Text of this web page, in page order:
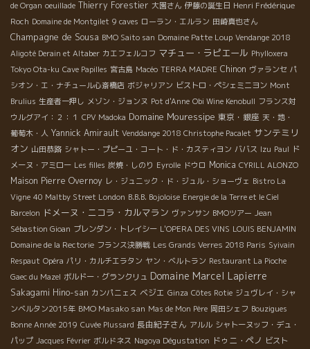
de Organ oeuillade Thierry Forestier 大園さん 伊藤の誕生日 Henri Frédérique
Roch Domaine de Montgilet 9 caves ローラン・エルラン 田崎真也さん
Champagne de Sousa BMO Saito san Domaine Patte Loup Vendange 2018
Aligoté Derain et Altaber カエフェルコフ マチュー・ラピエール Phylloxera
Tokyo Ota-ku Cave Papilles 宮古島 Macéo TERRA MADRE Chinon ヴァランセ パ
シオン・エ・ナチュール心斎橋店 ボジャリアン ビストロ・ペシェミニヨン Mont
Brulius 生産者一押し メゾン・ジョンヌ Pot d'Anne Obi Wine Kenobull フランス対
ウルグアイ：２：１ CPV Madoka Domaine Mouressipe 東京・銀座 天・地・
葡萄木・人 Yannick Amirault Venddange 2018 Christophe Pacalet サンテミリ
オン 山田恭路 シャトー・プピーユ・コート・ド・カスティヨン ババス Izu Paul ド
メーヌ・アミロー Les filles 炭焼・しのり Eyrolle ドウロ Monica CYRILL ALONZO
Maison Pierre Overnoy レ・ジュニック・ド・ジュル・ショーヴェ Bistro La
Vigne 40 Maltby Street London B.B.B. Bojoloise Energie de la Terre et le Ciel
Barcelon ドメーヌ・ニコラ・カルマラン ヴァンサン BMOツアー Jean
Sébastion Gioan ブレンダン・トレイシー L'OPERA DES VINS LOUIS BENJAMIN
Domaine de la Rectorie フランス決勝戦 Les Grands Verres 2018 Paris Syivain
Respaut Opéra パリ・カルチエラタン ヤン・ベルトラン Restaurant La Pioche
Gaec du Mazel ボルドー・グランクリュ Domaine Marcel Lapierre
Sakagami Hino-san カンパニェス ベジエ Ginza Côtes Rotie ジュヴレイ・シャ
ンベルタン2015年 BMO Masako san Mas de Mon Père 岡田シェフ Bouzigues
Bonne Année 2019 Cuvée Plussard 長由紀子さん アルル シャトーヌッフ・デュ・
パップ Jacques Février ボルドネス Nagoya Dégustation ドゥニ・ペノ ビスト